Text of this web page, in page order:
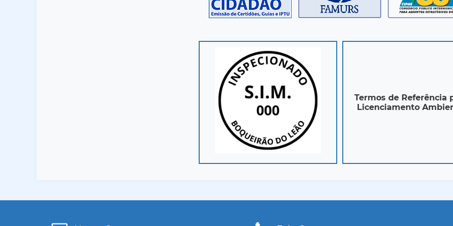
Termos de Referência
Licenciamento